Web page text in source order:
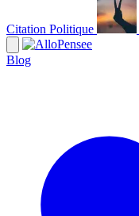
Citation Politique
Blog